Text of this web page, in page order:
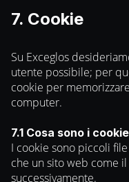
7. Cookie
Su Exceglos
utente possibile; per
cookie per
computer.
7.1 Cosa sono i
I cookie sono piccoli
che un sito web come
successivamente.